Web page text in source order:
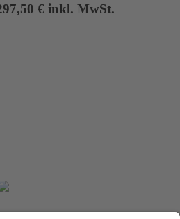
€ inkl. MwSt.